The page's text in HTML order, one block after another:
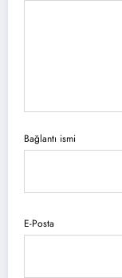
Bağlantı ismi
E-Posta